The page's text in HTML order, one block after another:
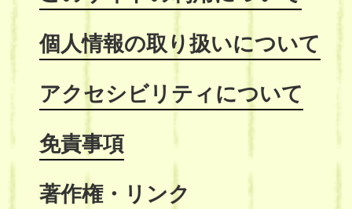
個人情報の取り扱いについて
アクセシビリティについて
免責事項
著作権・リンク